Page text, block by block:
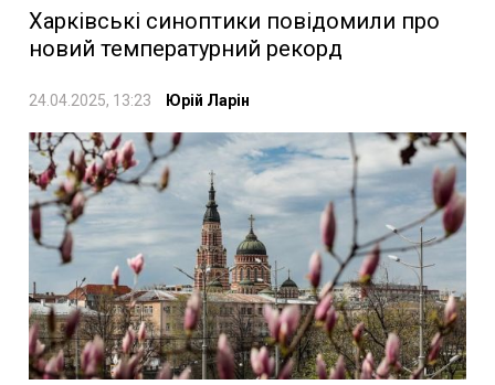
Харківські синоптики повідомили про
новий температурний рекорд
24.04.2025, 13:23 Юрій Ларін